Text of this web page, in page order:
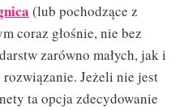
(lub pochodzące z
coraz głośnie, nie bez
zarówno małych, jak i
Jeżeli nie jest
ta opcja zdecydowanie